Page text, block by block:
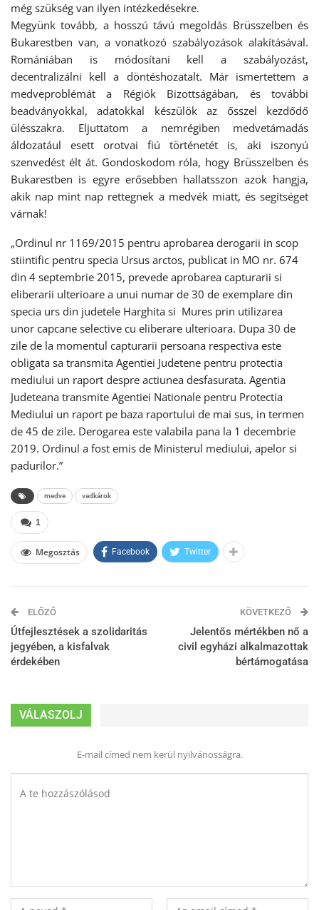
még szükség van ilyen intézkedésekre.
Megyünk tovább, a hosszú távú megoldás Brüsszelben és
Bukarestben van, a vonatkozó szabályozások alakításával.
Romániában is módosítani kell a szabályozást,
decentralizálni kell a döntéshozatalt. Már ismertettem a
medveproblémát a Régiók Bizottságában, és további
beadványokkal, adatokkal készülök az ősszel kezdődő
ülésszakra. Eljuttatom a nemrégiben medvetámadás
áldozatául esett orotvai fiú történetét is, aki iszonyú
szenvedést élt át. Gondoskodom róla, hogy Brüsszelben és
Bukarestben is egyre erősebben hallatsszon azok hangja,
akik nap mint nap rettegnek a medvék miatt, és segítséget
várnak!
„Ordinul nr 1169/2015 pentru aprobarea derogarii in scop
stiintific pentru specia Ursus arctos, publicat in MO nr. 674
din 4 septembrie 2015, prevede aprobarea capturarii si
eliberarii ulterioare a unui numar de 30 de exemplare din
specia urs din judetele Harghita si Mures prin utilizarea
unor capcane selective cu eliberare ulterioara. Dupa 30 de
zile de la momentul capturarii persoana respectiva este
obligata sa transmita Agentiei Judetene pentru protectia
mediului un raport despre actiunea desfasurata. Agentia
Judeteana transmite Agentiei Nationale pentru Protectia
Mediului un raport pe baza raportului de mai sus, in termen
de 45 de zile. Derogarea este valabila pana la 1 decembrie
2019. Ordinul a fost emis de Ministerul mediului, apelor si
padurilor.”
medve vadkárok
1
Megosztás Facebook Twitter
ELŐZŐ
Útfejlesztések a szolidaritás
jegyében, a kisfalvak
érdekében
KÖVETKEZŐ
Jelentős mértékben nő a
civil egyházi alkalmazottak
bértámogatása
VÁLASZOLJ
E-mail címed nem kerül nyilvánosságra.